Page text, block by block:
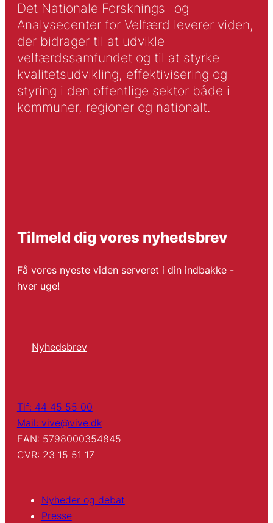
Det Nationale Forsknings- og
Analysecenter for Velfærd leverer viden,
der bidrager til at udvikle
velfærdssamfundet og til at styrke
kvalitetsudvikling, effektivisering og
styring i den offentlige sektor både i
kommuner, regioner og nationalt.
Tilmeld dig vores nyhedsbrev
Få vores nyeste viden serveret i din indbakke -
hver uge!
Nyhedsbrev
Tlf: 44 45 55 00
Mail: vive@vive.dk
EAN: 5798000354845
CVR: 23 15 51 17
Nyheder og debat
Presse